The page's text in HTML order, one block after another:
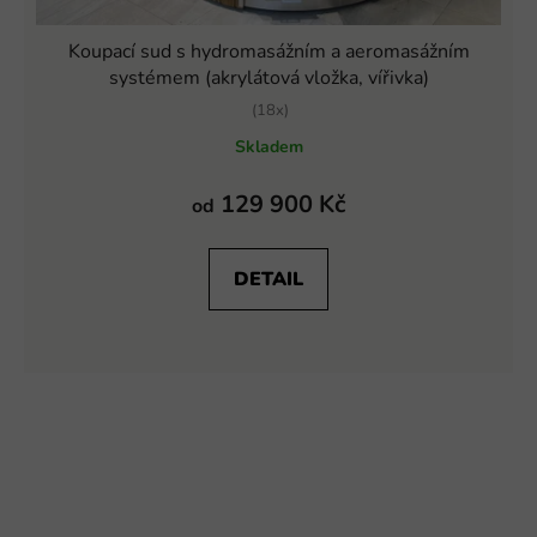
Koupací sud s hydromasážním a aeromasážním
systémem (akrylátová vložka, vířivka)
Průměrné
hodnocení
produktu
5,0
z
5
(18x)
Skladem
od 129 900 Kč
DETAIL